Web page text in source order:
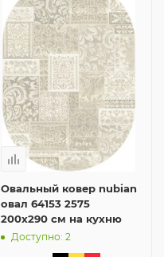
Овальный ковер nubian
овал 64153 2575
200x290 см на кухню
Доступно: 2